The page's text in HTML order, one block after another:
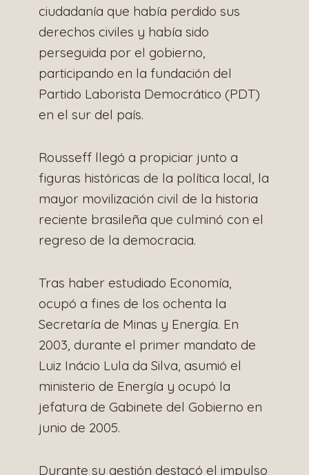
ciudadanía que había perdido sus
derechos civiles y había sido
perseguida por el gobierno,
participando en la fundación del
Partido Laborista Democrático (PDT)
en el sur del país.
Rousseff llegó a propiciar junto a
figuras históricas de la política local, la
mayor movilización civil de la historia
reciente brasileña que culminó con el
regreso de la democracia.
Tras haber estudiado Economía,
ocupó a fines de los ochenta la
Secretaría de Minas y Energía. En
2003, durante el primer mandato de
Luiz Inácio Lula da Silva, asumió el
ministerio de Energía y ocupó la
jefatura de Gabinete del Gobierno en
junio de 2005.
Durante su gestión destacó el impulso